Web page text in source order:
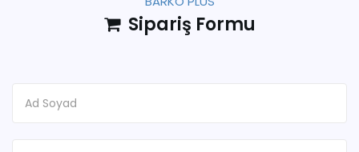
Sipariş Formu